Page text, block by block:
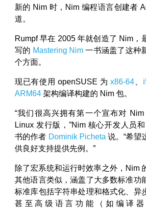
新的 Nim 时，Nim 编程语言创建者
道。
Rumpf 早在 2005 年就创造了 Nim，
写的 Mastering Nim 一书涵盖了这种
个方面。
现已有使用 openSUSE 为x86-64
ARM64 架构编译构建的 Nim 包。
“我们很高兴拥有第一个宣布对
Linux 发行版，”Nim 核心开发人员和
书的作者 Dominik Picheta 说。“希望
供良好支持提供先例。”
除了宏系统和运行时效率之外，Nim
其他语言类似，涵盖了大多数标准功
标准库包括字符串处理和格式化、异
甚至高级语言功能（如编译